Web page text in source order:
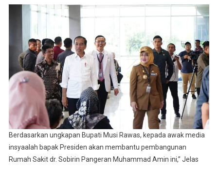
Berdasarkan ungkapan Bupati Musi Rawas, kepada awak media
insyaalah bapak Presiden akan membantu pembangunan
Rumah Sakit dr. Sobirin Pangeran Muhammad Amin ini,” Jelas